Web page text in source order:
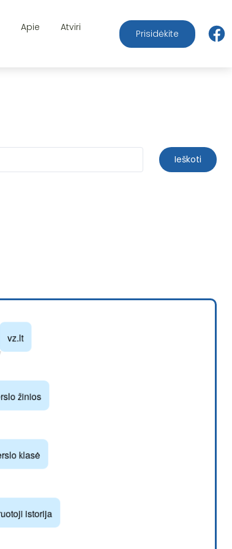
Apie
Atviri
Prisidėkite
Ieškoti